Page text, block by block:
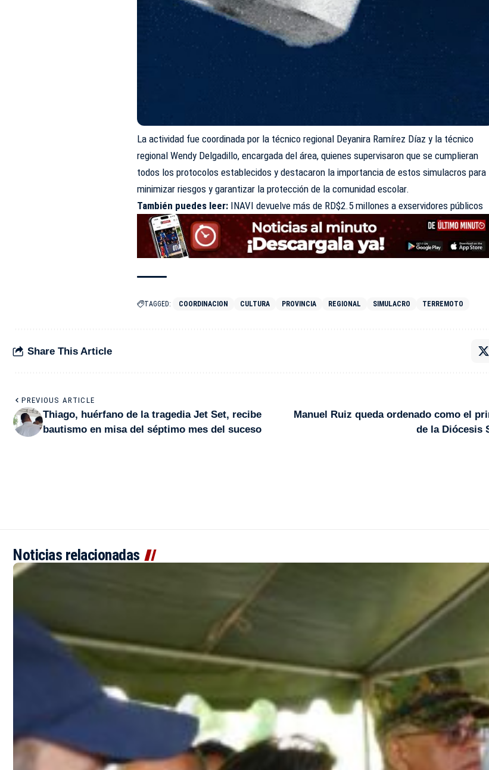
La actividad fue coordinada por la técnico regional Deyanira Ramírez Díaz y la técnico
regional Wendy Delgadillo, encargada del área, quienes supervisaron que se cumplieran
todos los protocolos establecidos y destacaron la importancia de estos simulacros para
minimizar riesgos y garantizar la protección de la comunidad escolar.
También puedes leer: INAVI devuelve más de RD$2.5 millones a exservidores públicos
TAGGED: COORDINACION CULTURA PROVINCIA REGIONAL SIMULACRO TERREMOTO
Share This Article
PREVIOUS ARTICLE
Thiago, huérfano de la tragedia Jet Set, recibe
bautismo en misa del séptimo mes del suceso
Manuel Ruiz queda ordenado como el
de la Diócesis
Noticias relacionadas